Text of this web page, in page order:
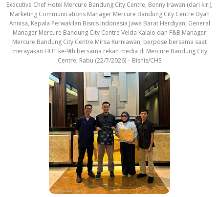
Executive Chef Hotel Mercure Bandung City Centre, Benny Irawan (dari kiri),
Marketing Communications Manager Mercure Bandung City Centre Dyah
Annisa, Kepala Perwakilan Bisnis Indonesia Jawa Barat Herdiyan, General
Manager Mercure Bandung City Centre Velda Kalalo dan F&B Manager
Mercure Bandung City Centre Mirsa Kurniawan, berpose bersama saat
merayakan HUT ke-9th bersama rekan media di Mercure Bandung City
Centre, Rabu (22/7/2026) – Bisnis/CHS